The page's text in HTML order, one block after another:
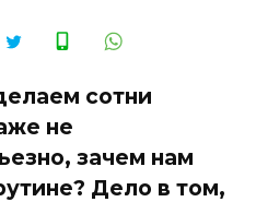
сотни
не
зачем нам
Дело в том,